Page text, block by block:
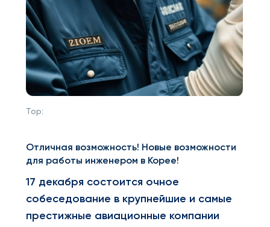
Top:
Отличная возможность! Новые возможности
для работы инженером в Корее!
17 декабря состоится очное
собеседование в крупнейшие и самые
престижные авиационные компании